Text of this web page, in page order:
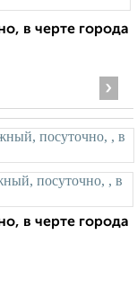
в черте города
›
в черте города